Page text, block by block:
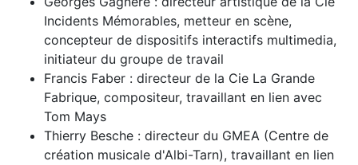
Incidents Mémorables, metteur en scène,
concepteur de dispositifs interactifs multimedia,
initiateur du groupe de travail
Francis Faber : directeur de la Cie La Grande
Fabrique, compositeur, travaillant en lien avec
Tom Mays
Thierry Besche : directeur du GMEA (Centre de
création musicale d'Albi-Tarn), travaillant en lien